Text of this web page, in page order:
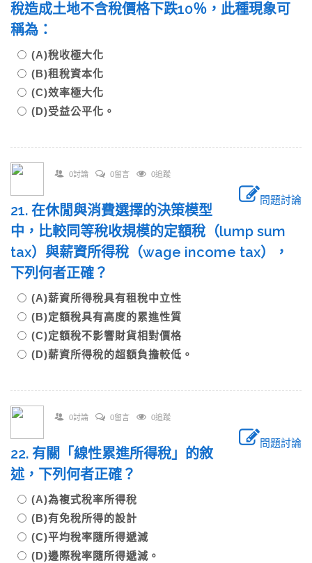
稅造成土地不含稅價格下跌10％，此種現象可
稱為：
(A)稅收極大化
(B)租稅資本化
(C)效率極大化
(D)受益公平化。
0討論 0留言 0追蹤
問題討論
21. 在休閒與消費選擇的決策模型
中，比較同等稅收規模的定額稅（lump sum
tax）與薪資所得稅（wage income tax），
下列何者正確？
(A)薪資所得稅具有租稅中立性
(B)定額稅具有高度的累進性質
(C)定額稅不影響財貨相對價格
(D)薪資所得稅的超額負擔較低。
0討論 0留言 0追蹤
問題討論
22. 有關「線性累進所得稅」的敘
述，下列何者正確？
(A)為複式稅率所得稅
(B)有免稅所得的設計
(C)平均稅率隨所得遞減
(D)邊際稅率隨所得遞減。